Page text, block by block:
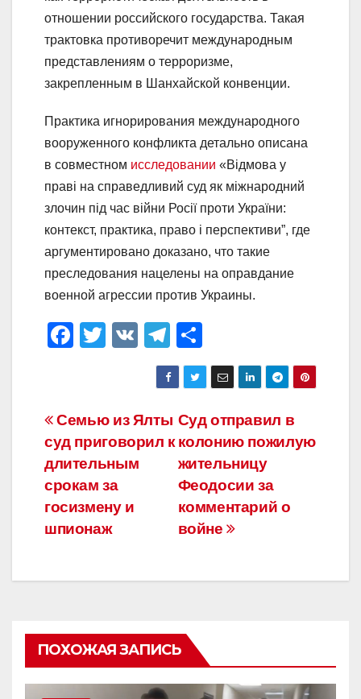
отношении российского государства. Такая
трактовка противоречит международным
представлениям о терроризме,
закрепленным в Шанхайской конвенции.
Практика игнорирования международного
вооруженного конфликта детально описана
в совместном исследовании «Відмова у
праві на справедливий суд як міжнародний
злочин під час війни Росії проти України:
контекст, практика, право і перспективи”, где
аргументировано доказано, что такие
преследования нацелены на оправдание
военной агрессии против Украины.
F
e
b
o
o
k
T
er
V
T
el
e
gr
a
m
тп
р
а
в
и
ть
Навигация
по
записям
Суд отправил в
колонию пожилую
жительницу
Феодосии за
комментарий о
войне
Семью из Ялты
суд приговорил к
длительным
срокам за
госизмену и
шпионаж
ПОХОЖАЯ ЗАПИСЬ